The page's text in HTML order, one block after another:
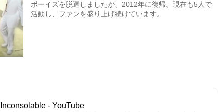
ボーイズを脱退しましたが、2012年に復帰。現在も5人で
活動し、ファンを盛り上げ続けています。
- YouTube